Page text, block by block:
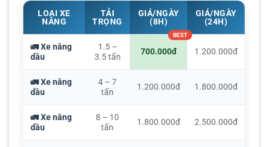
LOẠI XE
NÂNG
TẢI
TRỌNG
GIÁ/NGÀY
(8H)
GIÁ/NGÀY
(24H)
🚛 Xe nâng
dầu
1.5 –
3.5 tấn
700.000đ 1.200.000đ
🚛 Xe nâng
dầu
4 – 7
tấn
1.200.000đ 1.800.000đ
🚛 Xe nâng
dầu
8 – 10
tấn
1.800.000đ 2.500.000đ